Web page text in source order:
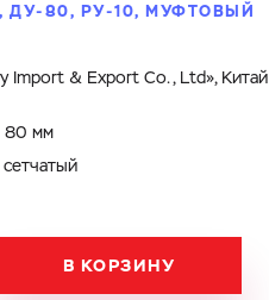
формат, макс. 20
ДУ-80, РУ-10, МУФТОВЫЙ
Import & Export Co., Ltd», Китай
80 мм
В КОРЗИНУ